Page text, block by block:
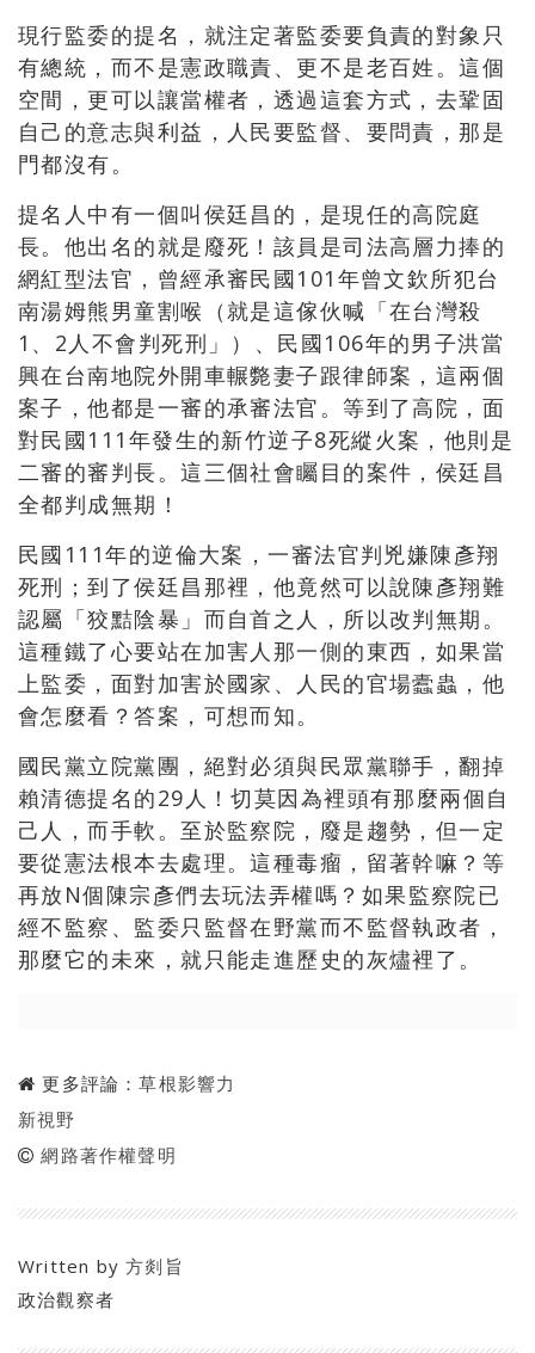
現行監委的提名，就注定著監委要負責的對象只
有總統，而不是憲政職責、更不是老百姓。這個
空間，更可以讓當權者，透過這套方式，去鞏固
自己的意志與利益，人民要監督、要問責，那是
門都沒有。
提名人中有一個叫侯廷昌的，是現任的高院庭
長。他出名的就是廢死！該員是司法高層力捧的
網紅型法官，曾經承審民國101 年曾文欽所犯台
南湯姆熊男童割喉（就是這傢伙喊「在台灣殺
1 、 2 人不會判死刑」）、民國106年的男子洪當
興在台南地院外開車輾斃妻子跟律師案，這兩個
案子，他都是一審的承審法官。等到了高院，面
對民國111 年發生的新竹逆子8死縱火案，他則是
二審的審判長。這三個社會矚目的案件，侯廷昌
全都判成無期！
民國 111年的逆倫大案，一審法官判兇嫌陳彥翔
死刑；到了侯廷昌那裡，他竟然可以說陳彥翔難
認屬「狡黠陰暴」而自首之人，所以改判無期。
這種鐵了心要站在加害人那一側的東西，如果當
上監委，面對加害於國家、人民的官場蠹蟲，他
會怎麼看？答案，可想而知。
國民黨立院黨團，絕對必須與民眾黨聯手，翻掉
賴清德提名的29 人！切莫因為裡頭有那麼兩個自
己人，而手軟。至於監察院，廢是趨勢，但一定
要從憲法根本去處理。這種毒瘤，留著幹嘛？等
再放 N個陳宗彥們去玩法弄權嗎？如果監察院已
經不監察、監委只監督在野黨而不監督執政者，
那麼它的未來，就只能走進歷史的灰燼裡了。
更多評論：草根影響力
新視野
網路著作權聲明
Written by方剡旨
政治觀察者